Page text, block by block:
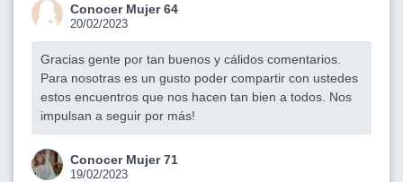
Conocer Mujer 64
20/02/2023
Gracias gente por tan buenos y cálidos comentarios.
Para nosotras es un gusto poder compartir con ustedes
estos encuentros que nos hacen tan bien a todos. Nos
impulsan a seguir por más!
Conocer Mujer 71
19/02/2023